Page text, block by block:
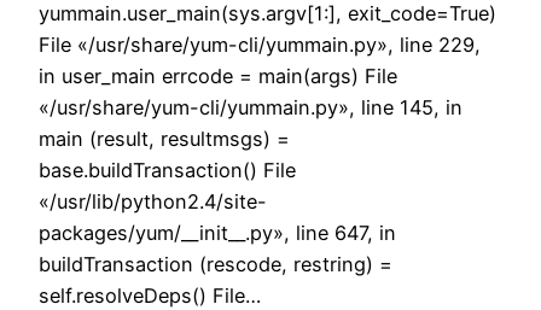
yummain.user_main(sys.argv[1:], exit_code=True)
File «/usr/share/yum-cli/yummain.py», line 229,
in user_main errcode = main(args) File
«/usr/share/yum-cli/yummain.py», line 145, in
main (result, resultmsgs) =
base.buildTransaction() File
«/usr/lib/python2.4/site-
packages/yum/__init__.py», line 647, in
buildTransaction (rescode, restring) =
self.resolveDeps() File…